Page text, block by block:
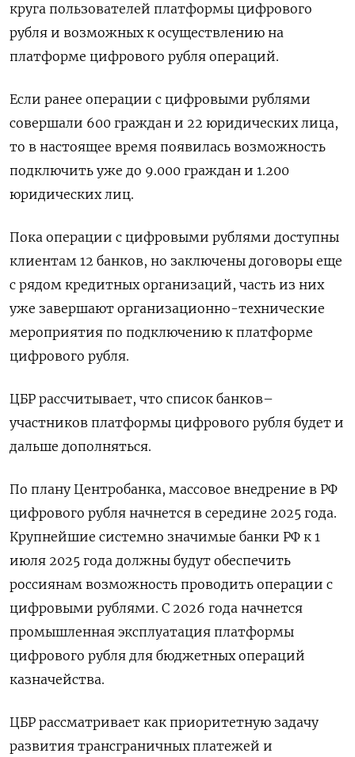
круга пользователей платформы цифрового
рубля и возможных к осуществлению на
платформе цифрового рубля операций.
Если ранее операции с цифровыми рублями
совершали 600 граждан и 22 юридических лица,
то в настоящее время появилась возможность
подключить уже до 9.000 граждан и 1.200
юридических лиц.
Пока операции с цифровыми рублями доступны
клиентам 12 банков, но заключены договоры еще
с рядом кредитных организаций, часть из них
уже завершают организационно-технические
мероприятия по подключению к платформе
цифрового рубля.
ЦБР рассчитывает, что список банков–
участников платформы цифрового рубля будет и
дальше дополняться.
По плану Центробанка, массовое внедрение в РФ
цифрового рубля начнется в середине 2025 года.
Крупнейшие системно значимые банки РФ к 1
июля 2025 года должны будут обеспечить
россиянам возможность проводить операции с
цифровыми рублями. С 2026 года начнется
промышленная эксплуатация платформы
цифрового рубля для бюджетных операций
казначейства.
ЦБР рассматривает как приоритетную задачу
развития трансграничных платежей и